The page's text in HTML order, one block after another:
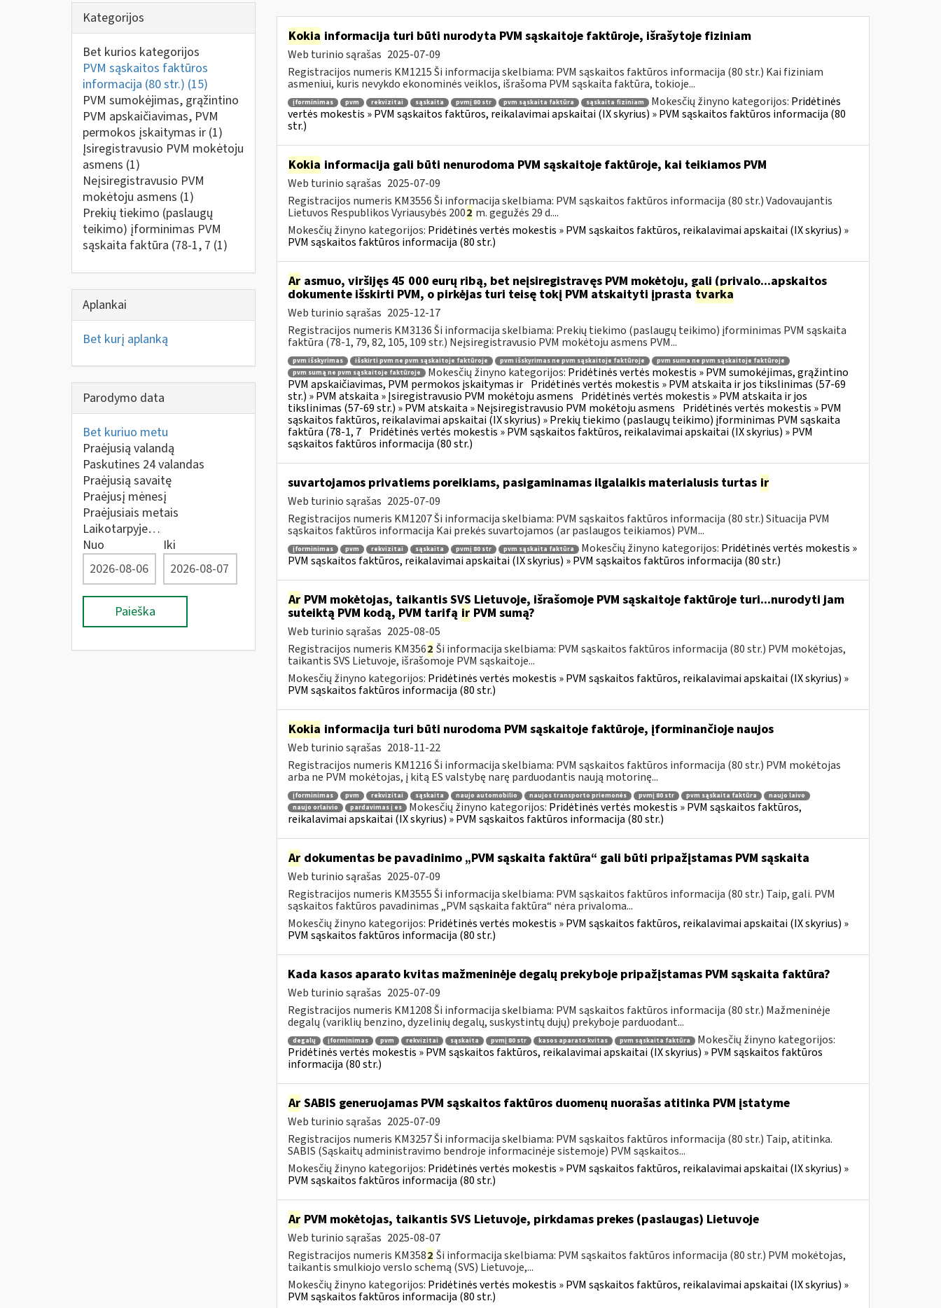
Kategorijos
Bet kurios kategorijos
PVM sąskaitos faktūros
informacija (80 str.) (15)
PVM sumokėjimas, grąžintino
PVM apskaičiavimas, PVM
permokos įskaitymas ir (1)
Įsiregistravusio PVM mokėtoju
asmens (1)
Neįsiregistravusio PVM
mokėtoju asmens (1)
Prekių tiekimo (paslaugų
teikimo) įforminimas PVM
sąskaita faktūra (78-1, 7 (1)
Aplankai
Bet kurį aplanką
Parodymo data
Bet kuriuo metu
Praėjusią valandą
Paskutines 24 valandas
Praėjusią savaitę
Praėjusį mėnesį
Praėjusiais metais
Laikotarpyje…
Nuo
Iki
Paieška
Kokia informacija turi būti nurodyta PVM sąskaitoje faktūroje, išrašytoje fiziniam
Web turinio sąrašas 2025-07-09
Registracijos numeris KM1215 Ši informacija skelbiama: PVM sąskaitos faktūros informacija (80 str.) Kai fiziniam
asmeniui, kuris nevykdo ekonominės veiklos, išrašoma PVM sąskaita faktūra, tokioje...
įforminimas pvm rekvizitai sąskaita pvmį 80 str pvm sąskaita faktūra sąskaita fiziniam Mokesčių žinyno kategorijos: Pridėtinės
vertės mokestis » PVM sąskaitos faktūros, reikalavimai apskaitai (IX skyrius) » PVM sąskaitos faktūros informacija (80
str.)
Kokia informacija gali būti nenurodoma PVM sąskaitoje faktūroje, kai teikiamos PVM
Web turinio sąrašas 2025-07-09
Registracijos numeris KM3556 Ši informacija skelbiama: PVM sąskaitos faktūros informacija (80 str.) Vadovaujantis
Lietuvos Respublikos Vyriausybės 2002 m. gegužės 29 d....
Mokesčių žinyno kategorijos: Pridėtinės vertės mokestis » PVM sąskaitos faktūros, reikalavimai apskaitai (IX skyrius) »
PVM sąskaitos faktūros informacija (80 str.)
Arasmuo, viršijęs 45 000 eurų ribą, bet neįsiregistravęs PVM mokėtoju, gali (privalo...apskaitos
dokumente išskirti PVM, o pirkėjas turi teisę tokį PVM atskaityti įprasta tvarka
Web turinio sąrašas 2025-12-17
Registracijos numeris KM3136 Ši informacija skelbiama: Prekių tiekimo (paslaugų teikimo) įforminimas PVM sąskaita
faktūra (78-1, 79, 82, 105, 109 str.) Neįsiregistravusio PVM mokėtoju asmens PVM...
pvm išskyrimas išskirti pvm ne pvm sąskaitoje faktūroje pvm išskyrimas ne pvm sąskaitoje faktūroje
pvm suma ne pvm sąskaitoje faktūroje
pvm sumą ne pvm sąskaitoje faktūroje
Mokesčių žinyno kategorijos: Pridėtinės vertės mokestis » PVM sumokėjimas, grąžintino
PVM apskaičiavimas, PVM permokos įskaitymas ir Pridėtinės vertės mokestis » PVM atskaita ir jos tikslinimas (57-69
str.) » PVM atskaita » Įsiregistravusio PVM mokėtoju asmens Pridėtinės vertės mokestis » PVM atskaita ir jos
tikslinimas (57-69 str.) » PVM atskaita » Neįsiregistravusio PVM mokėtoju asmens Pridėtinės vertės mokestis » PVM
sąskaitos faktūros, reikalavimai apskaitai (IX skyrius) » Prekių tiekimo (paslaugų teikimo) įforminimas PVM sąskaita
faktūra (78-1, 7 Pridėtinės vertės mokestis » PVM sąskaitos faktūros, reikalavimai apskaitai (IX skyrius) » PVM
sąskaitos faktūros informacija (80 str.)
suvartojamos privatiems poreikiams, pasigaminamas ilgalaikis materialusis turtas ir
Web turinio sąrašas 2025-07-09
Registracijos numeris KM1207 Ši informacija skelbiama: PVM sąskaitos faktūros informacija (80 str.) Situacija PVM
sąskaitos faktūros informacija Kai prekės suvartojamos (ar paslaugos teikiamos) PVM...
įforminimas pvm rekvizitai sąskaita pvmį 80 str pvm sąskaita faktūra Mokesčių žinyno kategorijos: Pridėtinės vertės mokestis »
PVM sąskaitos faktūros, reikalavimai apskaitai (IX skyrius) » PVM sąskaitos faktūros informacija (80 str.)
ArPVM mokėtojas, taikantis SVS Lietuvoje, išrašomoje PVM sąskaitoje faktūroje turi...nurodyti jam
suteiktą PVM kodą, PVM tarifą irPVM sumą?
Web turinio sąrašas 2025-08-05
Registracijos numeris KM3562 Ši informacija skelbiama: PVM sąskaitos faktūros informacija (80 str.) PVM mokėtojas,
taikantis SVS Lietuvoje, išrašomoje PVM sąskaitoje...
Mokesčių žinyno kategorijos: Pridėtinės vertės mokestis » PVM sąskaitos faktūros, reikalavimai apskaitai (IX skyrius) »
PVM sąskaitos faktūros informacija (80 str.)
Kokia informacija turi būti nurodoma PVM sąskaitoje faktūroje, įforminančioje naujos
Web turinio sąrašas 2018-11-22
Registracijos numeris KM1216 Ši informacija skelbiama: PVM sąskaitos faktūros informacija (80 str.) PVM mokėtojas
arba ne PVM mokėtojas, į kitą ES valstybę narę parduodantis naują motorinę...
įforminimas pvm rekvizitai sąskaita naujo automobilio naujos transporto priemonės pvmį 80 str pvm sąskaita faktūra
naujo laivo
naujo orlaivio
pardavimas į es Mokesčių žinyno kategorijos: Pridėtinės vertės mokestis » PVM sąskaitos faktūros,
reikalavimai apskaitai (IX skyrius) » PVM sąskaitos faktūros informacija (80 str.)
Ardokumentas be pavadinimo „PVM sąskaita faktūra“ gali būti pripažįstamas PVM sąskaita
Web turinio sąrašas 2025-07-09
Registracijos numeris KM3555 Ši informacija skelbiama: PVM sąskaitos faktūros informacija (80 str.) Taip, gali. PVM
sąskaitos faktūros pavadinimas „PVM sąskaita faktūra“ nėra privaloma...
Mokesčių žinyno kategorijos: Pridėtinės vertės mokestis » PVM sąskaitos faktūros, reikalavimai apskaitai (IX skyrius) »
PVM sąskaitos faktūros informacija (80 str.)
Kada kasos aparato kvitas mažmeninėje degalų prekyboje pripažįstamas PVM sąskaita faktūra?
Web turinio sąrašas 2025-07-09
Registracijos numeris KM1208 Ši informacija skelbiama: PVM sąskaitos faktūros informacija (80 str.) Mažmeninėje
degalų (variklių benzino, dyzelinių degalų, suskystintų dujų) prekyboje parduodant...
degalų įforminimas pvm rekvizitai sąskaita pvmį 80 str kasos aparato kvitas pvm sąskaita faktūra
Mokesčių žinyno kategorijos:
Pridėtinės vertės mokestis » PVM sąskaitos faktūros, reikalavimai apskaitai (IX skyrius) » PVM sąskaitos faktūros
informacija (80 str.)
ArSABIS generuojamas PVM sąskaitos faktūros duomenų nuorašas atitinka PVM įstatyme
Web turinio sąrašas 2025-07-09
Registracijos numeris KM3257 Ši informacija skelbiama: PVM sąskaitos faktūros informacija (80 str.) Taip, atitinka.
SABIS (Sąskaitų administravimo bendroje informacinėje sistemoje) PVM sąskaitos...
Mokesčių žinyno kategorijos: Pridėtinės vertės mokestis » PVM sąskaitos faktūros, reikalavimai apskaitai (IX skyrius) »
PVM sąskaitos faktūros informacija (80 str.)
ArPVM mokėtojas, taikantis SVS Lietuvoje, pirkdamas prekes (paslaugas) Lietuvoje
Web turinio sąrašas 2025-08-07
Registracijos numeris KM3582 Ši informacija skelbiama: PVM sąskaitos faktūros informacija (80 str.) PVM mokėtojas,
taikantis smulkiojo verslo schemą (SVS) Lietuvoje,...
Mokesčių žinyno kategorijos: Pridėtinės vertės mokestis » PVM sąskaitos faktūros, reikalavimai apskaitai (IX skyrius) »
PVM sąskaitos faktūros informacija (80 str.)